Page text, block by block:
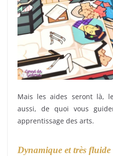
Mais les aides seront là,
aussi, de quoi vous
apprentissage des arts.
Dynamique et très fluide